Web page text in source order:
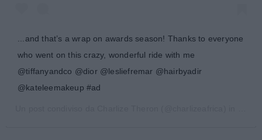
...and that’s a wrap on awards season! Thanks to everyone
who went on this crazy, wonderful ride with me
@tiffanyandco @dior @lesliefremar @hairbyadir
@kateleemakeup #ad